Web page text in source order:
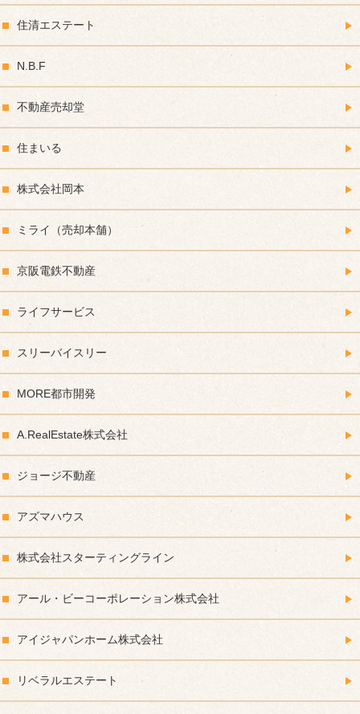
住清エステート
N.B.F
不動産売却堂
住まいる
株式会社岡本
ミライ（売却本舗）
京阪電鉄不動産
ライフサービス
スリーバイスリー
MORE都市開発
A.RealEstate株式会社
ジョージ不動産
アズマハウス
株式会社スターティングライン
アール・ビーコーポレーション株式会社
アイジャパンホーム株式会社
リベラルエステート